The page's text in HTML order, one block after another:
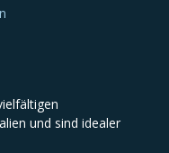
und sind idealer